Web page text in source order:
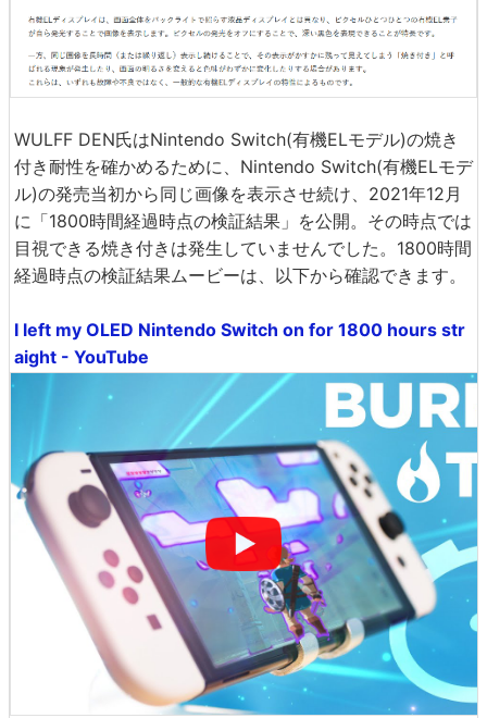
WULFF DEN氏はNintendo Switch(有機ELモデル)の焼き
付き耐性を確かめるために、Nintendo Switch(有機ELモデ
ル)の発売当初から同じ画像を表示させ続け、2021年12月
に「1800時間経過時点の検証結果」を公開。その時点では
目視できる焼き付きは発生していませんでした。1800時間
経過時点の検証結果ムービーは、以下から確認できます。
I left my OLED Nintendo Switch on for 1800 hours str
aight - YouTube